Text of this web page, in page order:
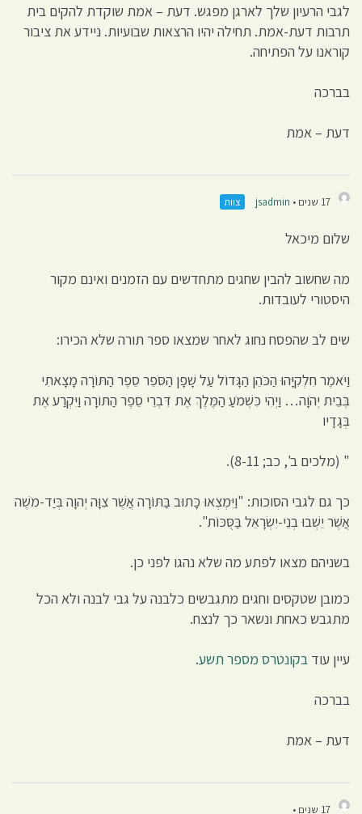
לגבי הרעיון שלך לארגן מפגש. דעת – אמת שוקדת להקים בית
תרבות דעת-אמת. תחילה יהיו הרצאות שבועיות. ניידע את ציבור
קוראנו על הפתיחה.
בברכה
דעת – אמת
17 שנים • jsadmin צוות
שלום מיכאל
מה שחשוב להבין שחגים מתחדשים עם הזמנים ואינם מקור
היסטורי לעובדות.
שים לב שהפסח נחוג לאחר שמצאו ספר תורה שלא הכירו:
וַיֹּאמֶר חִלְקִיָּהוּ הַכֹּהֵן הַגָּדוֹל עַל שָׁפָן הַסֹּפֵר סֵפֶר הַתּוֹרָה מָצָאתִי
בְּבֵית יְהֹוָה… וַיְהִי כִּשְׁמֹעַ הַמֶּלֶךְ אֶת דִּבְרֵי סֵפֶר הַתּוֹרָה וַיִּקְרַע אֶת
בְּגָדָיו
" (מלכים ב', כב; 8-11).
כך גם לגבי הסוכות: "וַיִּמְצְאוּ כָּתוּב בַּתּוֹרָה אֲשֶׁר צִוָּה יְהוָה בְּיַד-מֹשֶׁה
אֲשֶׁר יֵשְׁבוּ בְנֵי-יִשְׂרָאֵל בַּסֻּכּוֹת".
בשניהם מצאו לפתע מה שלא נהגו לפני כן.
כמובן שטקסים וחגים מתגבשים כלבנה על גבי לבנה ולא הכל
מתגבש כאחת ונשאר כך לנצח.
עיין עוד בקונטרס מספר תשע.
בברכה
דעת – אמת
17 שנים •